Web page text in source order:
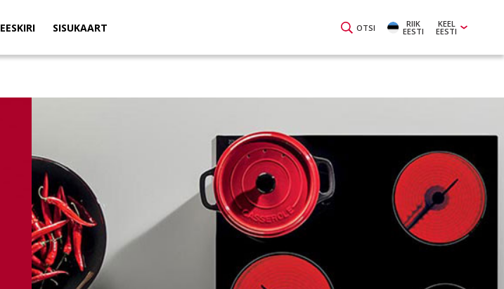
OTSI RIIK
EESTI
KEEL
EESTI
EESKIRI SISUKAART